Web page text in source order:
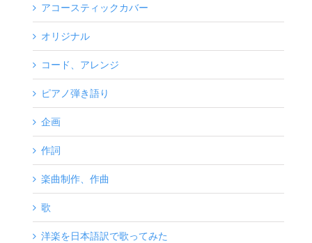
アコースティックカバー
オリジナル
コード、アレンジ
ピアノ弾き語り
企画
作詞
楽曲制作、作曲
歌
洋楽を日本語訳で歌ってみた